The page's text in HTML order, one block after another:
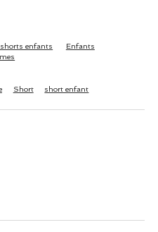
enfants
Enfants
Short short enfant